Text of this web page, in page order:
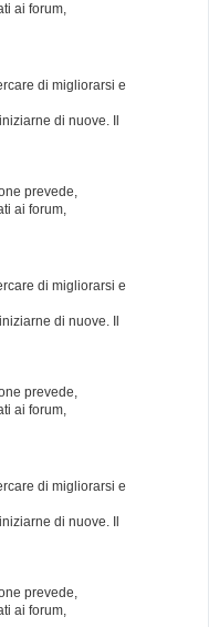
ai forum,
di migliorarsi e
di nuove. Il
prevede,
ai forum,
di migliorarsi e
di nuove. Il
prevede,
ai forum,
di migliorarsi e
di nuove. Il
prevede,
ai forum,